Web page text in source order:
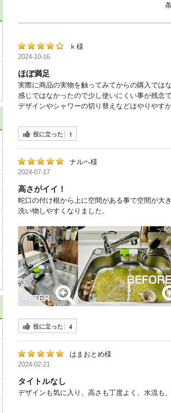
ｋ様
2024-10-16
ほぼ満足
実際に商品の実物を触ってみてからの購入では
感じではなかったので少し使いにくい事が残念で
デザインやシャワーの切り替えなどはやりやす
役に立った 1
ナルヘ様
2024-07-17
高さがイイ！
蛇口の付け根から上に空間がある事で空間が大
洗い物しやすくなりました。
役に立った 4
はまおとめ様
2024-02-21
タイトルなし
デザインも気に入り、高さも丁度よく、水流も